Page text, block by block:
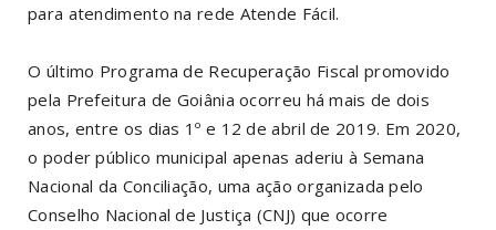
para atendimento na rede Atende Fácil.
O último Programa de Recuperação Fiscal promovido
pela Prefeitura de Goiânia ocorreu há mais de dois
anos, entre os dias 1º e 12 de abril de 2019. Em 2020,
o poder público municipal apenas aderiu à Semana
Nacional da Conciliação, uma ação organizada pelo
Conselho Nacional de Justiça (CNJ) que ocorre